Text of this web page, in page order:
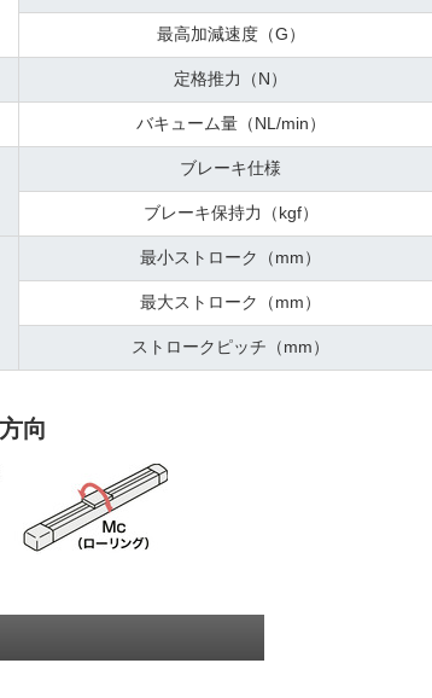
最高加減速度（G）
定格推力（N）
バキューム量（NL/min）
ブレーキ仕様
ブレーキ保持力（kgf）
最小ストローク（mm）
最大ストローク（mm）
ストロークピッチ（mm）
向